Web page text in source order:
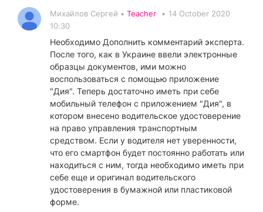
Михайлов Сергей • Teacher • 14 October 2020
10:30
Необходимо Дополнить комментарий эксперта.
После того, как в Украине ввели электронные
образцы документов, ими можно
воспользоваться с помощью приложение
"Дия". Теперь достаточно иметь при себе
мобильный телефон с приложением "Дия", в
котором внесено водительское удостоверение
на право управления транспортным
средством. Если у водителя нет уверенности,
что его смартфон будет постоянно работать или
находиться с ним, тогда необходимо иметь при
себе еще и оригинал водительского
удостоверения в бумажной или пластиковой
форме.